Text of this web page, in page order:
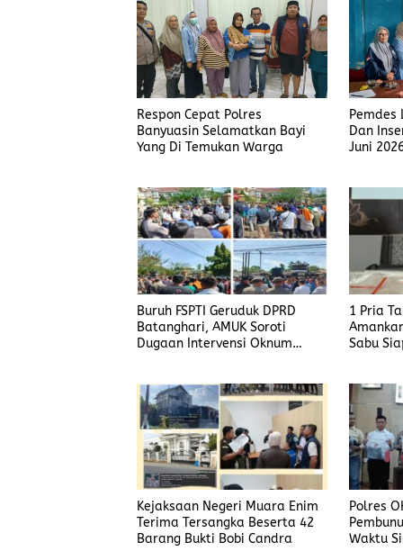
Respon Cepat Polres
Banyuasin Selamatkan Bayi
Yang Di Temukan Warga
Pemdes
Dan
Juni
Buruh FSPTI Geruduk DPRD
Batanghari, AMUK Soroti
Dugaan Intervensi Oknum
1 Pria
Sabu
Kejaksaan Negeri Muara Enim
Terima Tersangka Beserta 42
Barang Bukti Bobi Candra
Polres
Waktu